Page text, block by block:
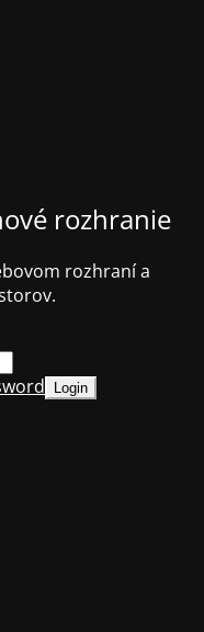
rozhranie
rozhraní a